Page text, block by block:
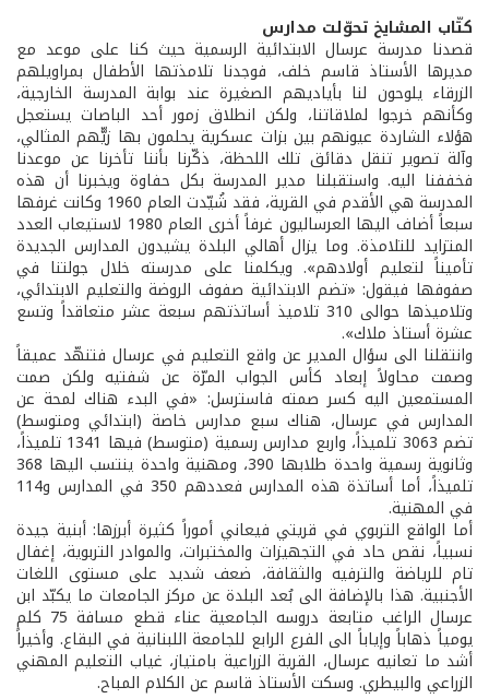
كتّاب المشايخ تحوّلت مدارس
قصدنا مدرسة عرسال الابتدائية الرسمية حيث كنا على موعد مع
مديرها الأستاذ قاسم خلف، فوجدنا تلامذتها الأطفال بمراويلهم
الزرقاء يلوحون لنا بأياديهم الصغيرة عند بوابة المدرسة الخارجية،
وكأنهم خرجوا لملاقاتنا، ولكن انطلاق زمور أحد الباصات يستعجل
هؤلاء الشاردة عيونهم بين بزات عسكرية يحلمون بها زيّّهم المثالي،
وآلة تصوير تنقل دقائق تلك اللحظة، ذكّرنا بأننا تأخرنا عن موعدنا
فخففنا اليه. واستقبلنا مدير المدرسة بكل حفاوة ويخبرنا أن هذه
المدرسة هي الأقدم في القرية، فقد شُيّدت العام 1960 وكانت غرفها
سبعاً أضاف اليها العرساليون غرفاً أخرى العام 1980 لاستيعاب العدد
المتزايد للتلامذة. وما يزال أهالي البلدة يشيدون المدارس الجديدة
تأميناً لتعليم أولادهم». ويكلمنا على مدرسته خلال جولتنا في
صفوفها فيقول: «تضم الابتدائية صفوف الروضة والتعليم الابتدائي،
وتلاميذها حوالى 310 تلاميذ أساتذتهم سبعة عشر متعاقداً وتسع
عشرة أستاذ ملاك».
وانتقلنا الى سؤال المدير عن واقع التعليم في عرسال فتنهّد عميقاً
وصمت محاولاً إبعاد كأس الجواب المرّة عن شفتيه ولكن صمت
المستمعين اليه كسر صمته فاسترسل: «في البدء هناك لمحة عن
المدارس في عرسال، هناك سبع مدارس خاصة (ابتدائي ومتوسط)
تضم 3063 تلميذاً، واربع مدارس رسمية (متوسط) فيها 1341 تلميذاً،
وثانوية رسمية واحدة طلابها 390، ومهنية واحدة ينتسب اليها 368
تلميذاً، أما أساتذة هذه المدارس فعددهم 350 في المدارس و114
في المهنية.
أما الواقع التربوي في قريتي فيعاني أموراً كثيرة أبرزها: أبنية جيدة
نسبياً، نقص حاد في التجهيزات والمختبرات، والموادر التربوية، إغفال
تام للرياضة والترفيه والثقافة، ضعف شديد على مستوى اللغات
الأجنبية. هذا بالإضافة الى بُعد البلدة عن مركز الجامعات ما يكبّد ابن
عرسال الراغب متابعة دروسه الجامعية عناء قطع مسافة 75 كلم
يومياً ذهاباً وإياباً الى الفرع الرابع للجامعة اللبنانية في البقاع. وأخيراً
أشد ما تعانيه عرسال، القرية الزراعية بامتياز، غياب التعليم المهني
الزراعي والبيطري. وسكت الأستاذ قاسم عن الكلام المباح.